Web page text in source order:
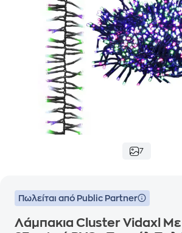
7
Πωλείται από Public Partner
Λάμπακια Cluster Vidaxl